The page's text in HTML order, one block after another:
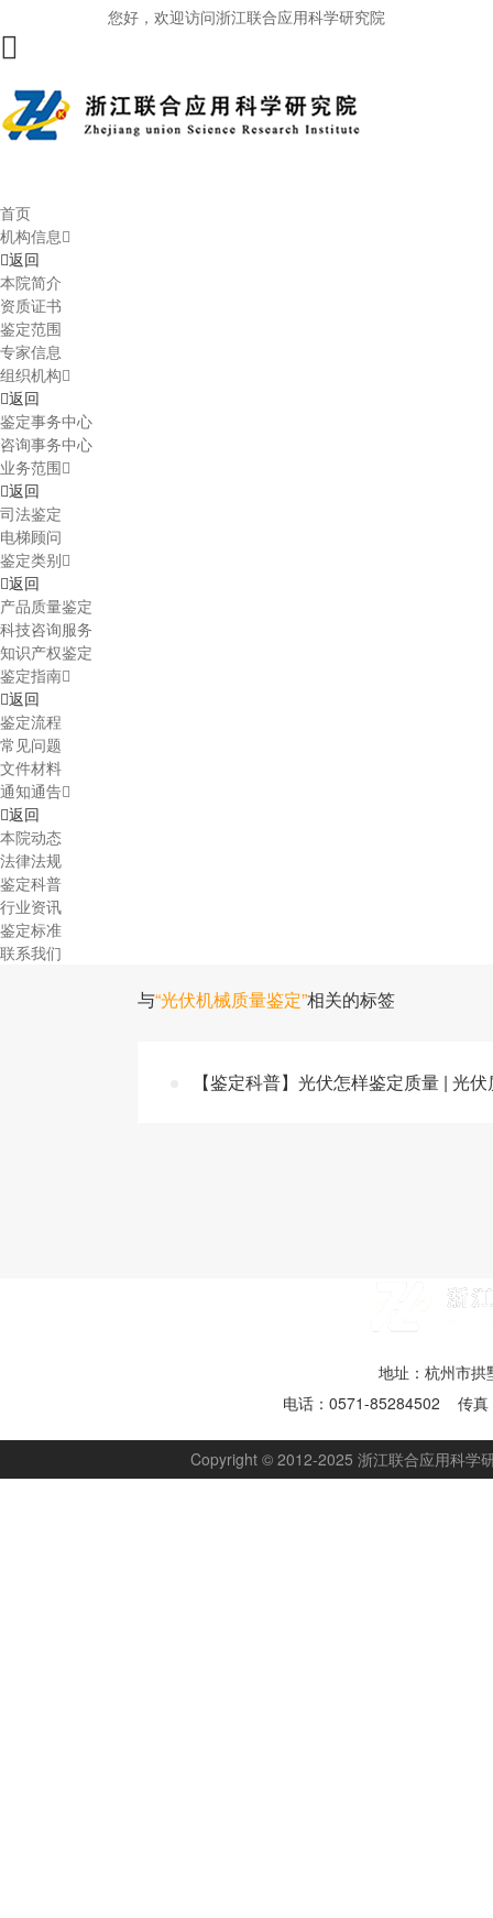
您好，欢迎访问浙江联合应用科学研究院
首页
机构信息
返回
本院简介
资质证书
鉴定范围
专家信息
组织机构
返回
鉴定事务中心
咨询事务中心
业务范围
返回
司法鉴定
电梯顾问
鉴定类别
返回
产品质量鉴定
科技咨询服务
知识产权鉴定
鉴定指南
返回
鉴定流程
常见问题
文件材料
通知通告
返回
本院动态
法律法规
鉴定科普
行业资讯
鉴定标准
联系我们
与“光伏机械质量鉴定”相关的标签
【鉴定科普】光伏怎样鉴定质量 | 光
地址：杭州市拱
电话：0571-85284502 传
Copyright © 2012-2025 浙江联合应用科